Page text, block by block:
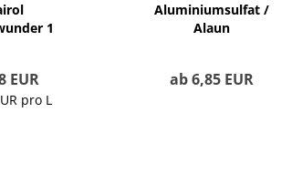
1
EUR
pro L
Aluminiumsulfat /
Alaun
ab 6,85 EUR